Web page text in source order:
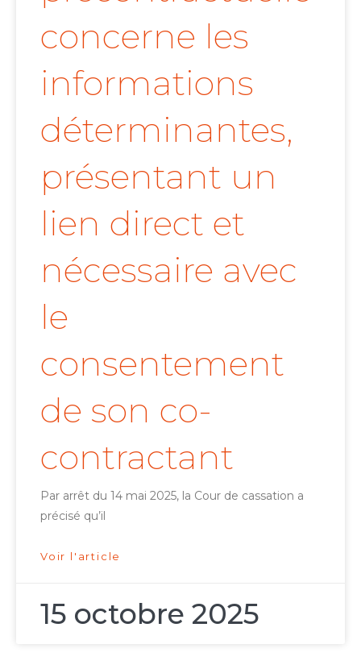
concerne les
informations
déterminantes,
présentant un
lien direct et
nécessaire avec
le
consentement
de son co-
contractant
Par arrêt du 14 mai 2025, la Cour de cassation a
précisé qu’il
Voir l'article
15 octobre 2025